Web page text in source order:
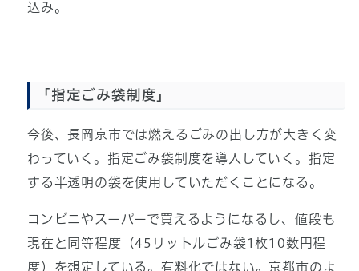
込み。
「指定ごみ袋制度」
今後、長岡京市では燃えるごみの出し方が大きく変
わっていく。指定ごみ袋制度を導入していく。指定
する半透明の袋を使用していただくことになる。
コンビニやスーパーで買えるようになるし、値段も
現在と同等程度（45リットルごみ袋1枚10数円程
度）を想定している。有料化ではない。京都市のよ